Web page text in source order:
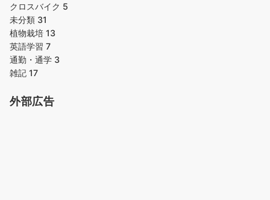
クロスバイク 5
未分類 31
植物栽培 13
英語学習 7
通勤・通学 3
雑記 17
外部広告